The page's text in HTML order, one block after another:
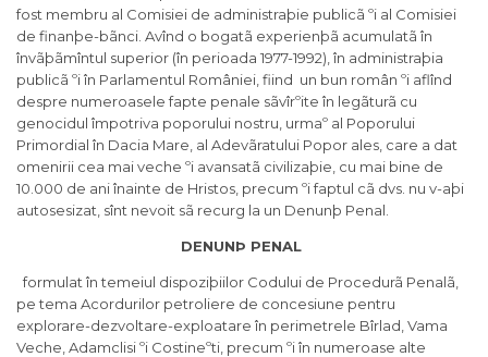
fost membru al Comisiei de administraþie publicã ºi al Comisiei
de finanþe-bãnci. Avînd o bogatã experienþã acumulatã în
învãþãmîntul superior (în perioada 1977-1992), în administraþia
publicã ºi în Parlamentul României, fiind un bun român ºi aflînd
despre numeroasele fapte penale sãvîrºite în legãturã cu
genocidul împotriva poporului nostru, urmaº al Poporului
Primordial în Dacia Mare, al Adevãratului Popor ales, care a dat
omenirii cea mai veche ºi avansatã civilizaþie, cu mai bine de
10.000 de ani înainte de Hristos, precum ºi faptul cã dvs. nu v-aþi
autosesizat, sînt nevoit sã recurg la un Denunþ Penal.
DENUNÞ PENAL
formulat în temeiul dispoziþiilor Codului de Procedurã Penalã,
pe tema Acordurilor petroliere de concesiune pentru
explorare-dezvoltare-exploatare în perimetrele Bîrlad, Vama
Veche, Adamclisi ºi Costineºti, precum ºi în numeroase alte